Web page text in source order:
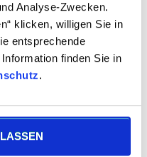
Analyse-Zwecken.
klicken, willigen Sie in
entsprechende
finden Sie in
.
beraten!
Produkten und
eine kostenlose
Aufgabenstellung?